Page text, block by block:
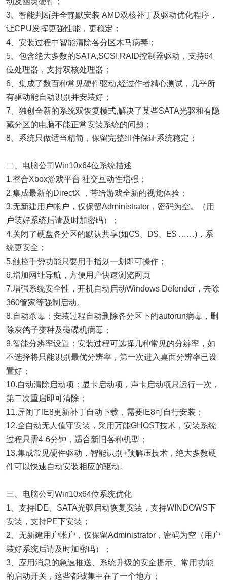
3、智能判断并全静默安装 AMD双核补丁及驱动优化程序，
让CPU发挥更强性能，更稳定；
4、安装过程中智能清除各分区木马病毒；
5、包含绝大多数的SATA,SCSI,RAID控制器驱动，支持64
位处理器，支持双核处理器；
6、集成了数百种常见硬件驱动,经过作者精心测试，几乎所
有驱动能自动识别并安装好；
7、独创全新的系统双恢复模式,解决了某些SATA光驱和有隐
藏分区的电脑不能正常安装系统的问题；
8、系统只做适当精简，保留完整组件保证系统稳定；
二、电脑公司Win10x64位系统描述
1.整合Xbox游戏平台 社交互动性增强；
2.集成最新的DirectX ，带给游戏全新的视觉体验；
3.无新建用户帐户，仅保留Administrator，密码为空。（用
户装好系统后请及时加密码）；
4.关闭了硬盘各分区的默认共享(如C$、D$、E$ ……)，系
统更安全；
5.触控手势功能只要用手指划一划即可操作；
6.增加网址导航，方便用户快速浏览网页
7.增强系统安全性，开机自动启动Windows Defender，去除
360管家等强制启动。
8.自动杀毒：安装过程自动删除各分区下的autorun病毒，删
除灰鸽子变种及磁碟机病毒；
9.智能分辨率设置：安装过程可选择几种常见的分辨率，如
不选择将只能识别最优分辨率，第一次进入桌面分辨率已设
置好；
10.自动清除启动项：显卡启动项，声卡启动项只运行一次，
第二次重启即可清除；
11.屏闭了IE8更新补丁自动下载，需要IE8可自行安装；
12.全自动无人值守安装，采用万能GHOST技术，安装系统
过程只需4-6分钟，适合新旧各种机型；
13.集成常见硬件驱动，智能识别+预解压技术，绝大多数硬
件可以快速自动安装相应的驱动。
三、电脑公司Win10x64位系统优化
1、支持IDE、SATA光驱启动恢复安装，支持WINDOWS下
安装，支持PE下安装；
2、无新建用户帐户，仅保留Administrator，密码为空（用户
装好系统后请及时加密码）；
3、应用消息的急速推送、系统升级的安全提示、常用功能
的启动开关，这些都被集中在了一个地方；